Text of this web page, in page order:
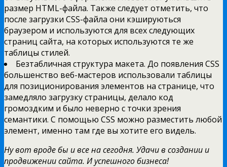
размер HTML-файла. Также следует отметить, что
после загрузки CSS-файла они кэшируються
браузером и используются для всех следующих
страниц сайта, на которых используются те же
таблицы стилей.
Безтабличная структура макета. До появления CSS
большенство веб-мастеров использовали таблицы
для позиционирования элементов на странице, что
замедляло загрузку страницы, делало код
громоздким и было неверно с точки зрения
семантики. С помощью CSS можно разместить любой
элемент, именно там где вы хотите его видель.
Ну вот вроде бы и все на сегодня. Удачи в создании и
продвижении сайта. И успешного бизнеса!